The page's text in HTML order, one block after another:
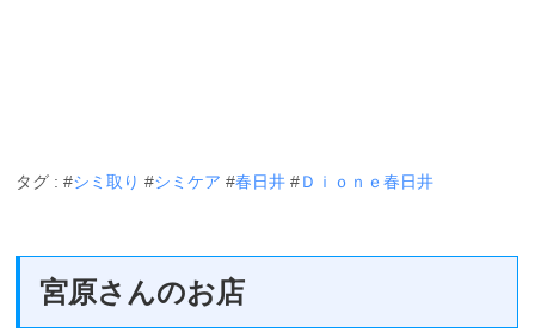
タグ : #シミ取り #シミケア #春日井 #Ｄｉｏｎｅ春日井
宮原さんのお店